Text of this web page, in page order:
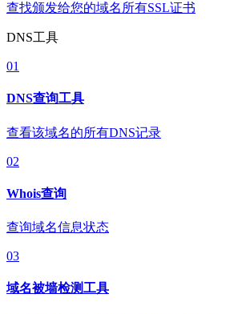
查找颁发给您的域名所有SSL证书
DNS工具
01
DNS查询工具
查看该域名的所有DNS记录
02
Whois查询
查询域名信息状态
03
域名被墙检测工具